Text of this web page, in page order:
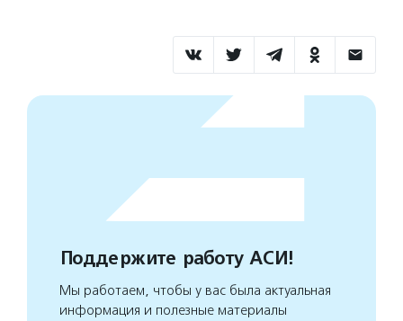
Поддержите работу АСИ!
Мы работаем, чтобы у вас была актуальная
информация и полезные материалы